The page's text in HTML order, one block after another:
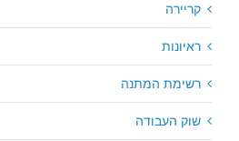
קריירה
ראיונות
רשימת המתנה
שוק העבודה